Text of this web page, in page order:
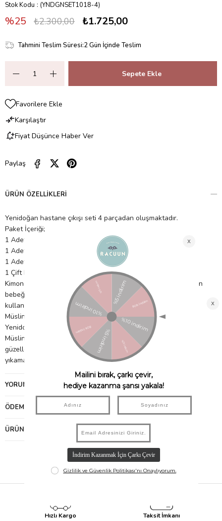
Stok Kodu (YNDGNSET1018-4)
25 ₺2.300,00 ₺1.725,00
Tahmini Teslim Süresi:2 Gün İçinde Teslim
Favorilere Ekle
Karşılaştır
Fiyat Düşünce Haber Ver
Paylaş
ÜRÜN ÖZELLIKLERI
Yenidoğan hastane çıkışı seti 4 parçadan oluşmaktadır.
Paket İçeriği;
1 Adet Müslin Kimono Hırka 25×27 cm
1 Adet Müslin Patikli Alt 20×30 cm
1 Adet Müslin Bere 16×15 cm
1 Çift Müslin Eldiven 7×10 cm
Kimono hırka; Kademeli çıt çıt ile hem içerden hem de dışardan
bebeğinizin rahatlığı için ayarlanabilmektedir. Kaliteli çıtçıtlar
kullanılmıştır.
Müslin Bere ; Esneklik ve rahatlık için penye biye kullanılmıştır.
Yenidoğan hastane çıkışı seti ; kolay giydirilip çıkarılabilir.
Müslin kumaş bebeğin teninin nefes almasını sağlar. Yıkadıkça
güzelleşen yapısı ile müslin kıyafetler yenidoğan dönemindeki sık
yıkama için elverişlidir.
YORUMLAR
ÖDEME SEÇENEKLERI
ÜRÜN ÖNERILERI
Hızlı Kargo Taksit İmkanı